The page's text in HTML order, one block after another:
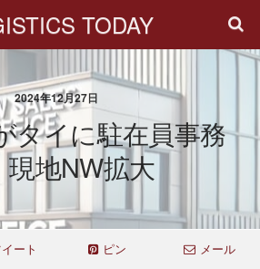
TODAY
2024年12月27日
タイに駐在員事務
現地NW拡大
ート ピン メール